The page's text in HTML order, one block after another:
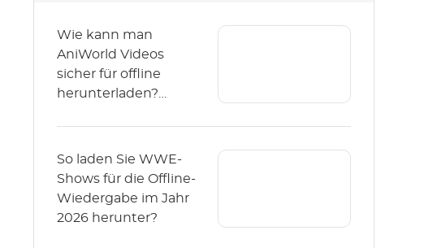
Wie kann man
AniWorld Videos
sicher für offline
herunterladen?
So laden Sie WWE-
Shows für die Offline-
Wiedergabe im Jahr
2026 herunter?